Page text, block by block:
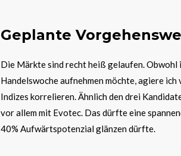
Geplante
Die Märkte sind recht heiß gelaufen.
Handelswoche aufnehmen möchte, agiere
Indizes korrelieren. Ähnlich den drei
vor allem mit Evotec. Das dürfte eine
40% Aufwärtspotenzial glänzen dürfte.